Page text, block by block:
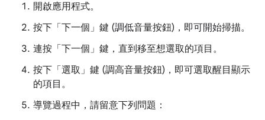
開啟應用程式。
按下「下一個」鍵 (調低音量按鈕)，即可開始掃描。
連按「下一個」鍵，直到移至想選取的項目。
按下「選取」鍵 (調高音量按鈕)，即可選取醒目顯示
的項目。
導覽過程中，請留意下列問題：